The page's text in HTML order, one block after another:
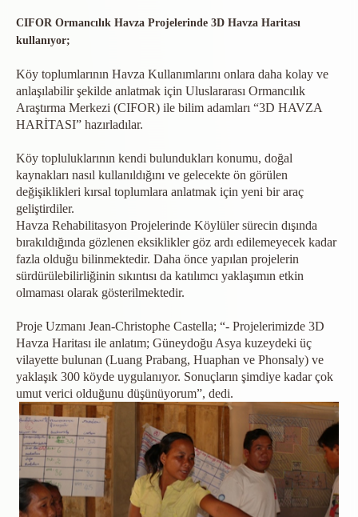
CIFOR Ormancılık Havza Projelerinde 3D Havza Haritası
kullanıyor;
Köy toplumlarının Havza Kullanımlarını onlara daha kolay ve
anlaşılabilir şekilde anlatmak için Uluslararası Ormancılık
Araştırma Merkezi (CIFOR) ile bilim adamları “3D HAVZA
HARİTASI” hazırladılar.
Köy topluluklarının kendi bulundukları konumu, doğal
kaynakları nasıl kullanıldığını ve gelecekte ön görülen
değişiklikleri kırsal toplumlara anlatmak için yeni bir araç
geliştirdiler.
Havza Rehabilitasyon Projelerinde Köylüler sürecin dışında
bırakıldığında gözlenen eksiklikler göz ardı edilemeyecek kadar
fazla olduğu bilinmektedir. Daha önce yapılan projelerin
sürdürülebilirliğinin sıkıntısı da katılımcı yaklaşımın etkin
olmaması olarak gösterilmektedir.
Proje Uzmanı Jean-Christophe Castella; “- Projelerimizde 3D
Havza Haritası ile anlatım; Güneydoğu Asya kuzeydeki üç
vilayette bulunan (Luang Prabang, Huaphan ve Phonsaly) ve
yaklaşık 300 köyde uygulanıyor. Sonuçların şimdiye kadar çok
umut verici olduğunu düşünüyorum”, dedi.